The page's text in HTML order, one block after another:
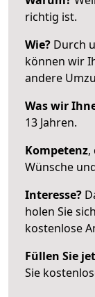
richtig ist.
Wie? Durch
können wir
andere
Was wir
13 Jahren.
Kompetenz,
Wünsche
Interesse?
holen Sie
kostenlose
Füllen Sie
Sie